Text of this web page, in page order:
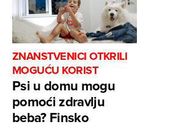
ZNANSTVENICI OTKRILI
MOGUĆU KORIST
Psi u domu mogu
pomoći zdravlju
beba? Finsko